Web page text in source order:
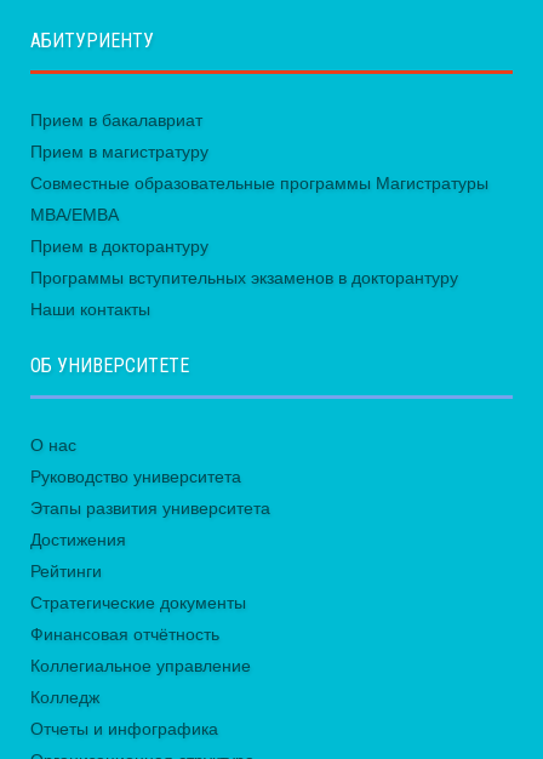
АБИТУРИЕНТУ
Прием в бакалавриат
Прием в магистратуру
Совместные образовательные программы Магистратуры
MBA/EMBA
Прием в докторантуру
Программы вступительных экзаменов в докторантуру
Наши контакты
ОБ УНИВЕРСИТЕТЕ
О нас
Руководство университета
Этапы развития университета
Достижения
Рейтинги
Стратегические документы
Финансовая отчётность
Коллегиальное управление
Колледж
Отчеты и инфографика